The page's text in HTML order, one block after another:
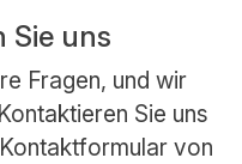
Sie uns
Fragen, und wir
Sie uns
von